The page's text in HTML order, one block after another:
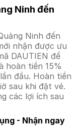
Ninh đến
Ninh đến
nhận được ưu
DAUTIEN để
hoàn tiền 15%
đầu. Hoàn tiền
sau khi đặt vé.
các lợi ích sau
- Nhận ngay